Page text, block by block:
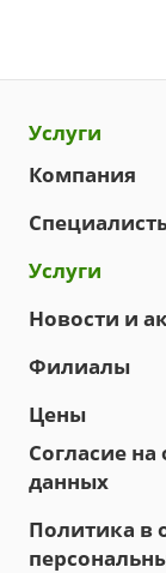
Услуги
Компания
Услуги
Новости и
Филиалы
Цены
Согласие
данных
Политика в